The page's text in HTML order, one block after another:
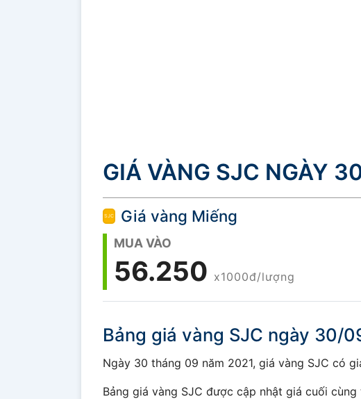
GIÁ VÀNG SJC NGÀY
Giá vàng Miếng
MUA VÀO
56.250 x1000đ/lượng
Bảng giá vàng SJC ngày 30/
Ngày 30 tháng 09 năm 2021, giá vàng SJC có
Bảng giá vàng SJC được cập nhật giá cuối